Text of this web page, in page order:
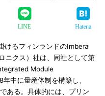
LINE Hatena
けるフィンランドのImbera
ニクス）社は、同社として第
Module
中に量産体制を構築し、
ある。具体的には、プリン